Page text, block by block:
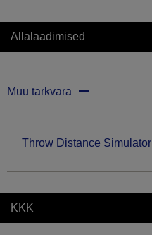
Allalaadimised
Muu tarkvara
Throw Distance Simulator
KKK